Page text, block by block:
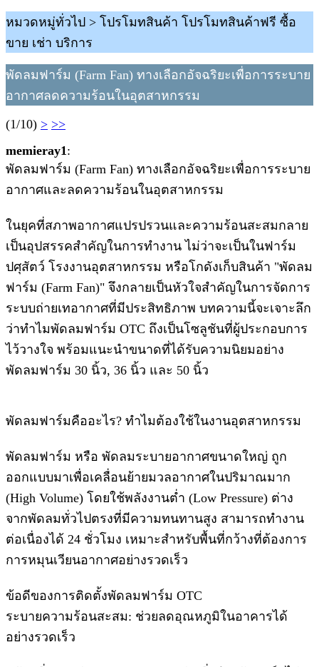
หมวดหมู่ทั่วไป > โปรโมทสินค้า โปรโมทสินค้าฟรี ซื้อ
ขาย เช่า บริการ
พัดลมฟาร์ม (Farm Fan) ทางเลือกอัจฉริยะเพื่อการระบาย
อากาศลดความร้อนในอุตสาหกรรม
(1/10) > >>
memieray1:
พัดลมฟาร์ม (Farm Fan) ทางเลือกอัจฉริยะเพื่อการระบาย
อากาศและลดความร้อนในอุตสาหกรรม
ในยุคที่สภาพอากาศแปรปรวนและความร้อนสะสมกลาย
เป็นอุปสรรคสำคัญในการทำงาน ไม่ว่าจะเป็นในฟาร์ม
ปศุสัตว์ โรงงานอุตสาหกรรม หรือโกดังเก็บสินค้า "พัดลม
ฟาร์ม (Farm Fan)" จึงกลายเป็นหัวใจสำคัญในการจัดการ
ระบบถ่ายเทอากาศที่มีประสิทธิภาพ บทความนี้จะเจาะลึก
ว่าทำไมพัดลมฟาร์ม OTC ถึงเป็นโซลูชันที่ผู้ประกอบการ
ไว้วางใจ พร้อมแนะนำขนาดที่ได้รับความนิยมอย่าง
พัดลมฟาร์ม 30 นิ้ว, 36 นิ้ว และ 50 นิ้ว
พัดลมฟาร์มคืออะไร? ทำไมต้องใช้ในงานอุตสาหกรรม
พัดลมฟาร์ม หรือ พัดลมระบายอากาศขนาดใหญ่ ถูก
ออกแบบมาเพื่อเคลื่อนย้ายมวลอากาศในปริมาณมาก
(High Volume) โดยใช้พลังงานต่ำ (Low Pressure) ต่าง
จากพัดลมทั่วไปตรงที่มีความทนทานสูง สามารถทำงาน
ต่อเนื่องได้ 24 ชั่วโมง เหมาะสำหรับพื้นที่กว้างที่ต้องการ
การหมุนเวียนอากาศอย่างรวดเร็ว
ข้อดีของการติดตั้งพัดลมฟาร์ม OTC
ระบายความร้อนสะสม: ช่วยลดอุณหภูมิในอาคารได้
อย่างรวดเร็ว